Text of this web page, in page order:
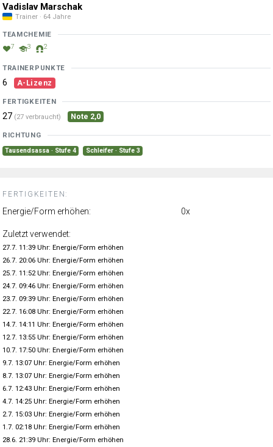
Vadislav Marschak
Trainer · 64 Jahre
TEAMCHEMIE
7 3 2
TRAINERPUNKTE
6 A-Lizenz
FERTIGKEITEN
27 (27 verbraucht) Note 2,0
RICHTUNG
Tausendsassa · Stufe 4 Schleifer · Stufe 3
FERTIGKEITEN:
Energie/Form erhöhen: 0x
Zuletzt verwendet:
27.7. 11:39 Uhr: Energie/Form erhöhen
26.7. 20:06 Uhr: Energie/Form erhöhen
25.7. 11:52 Uhr: Energie/Form erhöhen
24.7. 09:46 Uhr: Energie/Form erhöhen
23.7. 09:39 Uhr: Energie/Form erhöhen
22.7. 16:08 Uhr: Energie/Form erhöhen
14.7. 14:11 Uhr: Energie/Form erhöhen
12.7. 13:55 Uhr: Energie/Form erhöhen
10.7. 17:50 Uhr: Energie/Form erhöhen
9.7. 13:07 Uhr: Energie/Form erhöhen
8.7. 13:07 Uhr: Energie/Form erhöhen
6.7. 12:43 Uhr: Energie/Form erhöhen
4.7. 14:25 Uhr: Energie/Form erhöhen
2.7. 15:03 Uhr: Energie/Form erhöhen
1.7. 02:18 Uhr: Energie/Form erhöhen
28.6. 21:39 Uhr: Energie/Form erhöhen